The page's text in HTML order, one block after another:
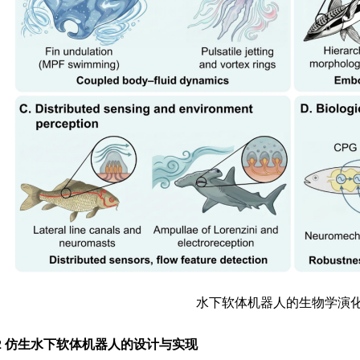
水下软体机器人的生物学演
仿生水下软体机器人的设计与实现